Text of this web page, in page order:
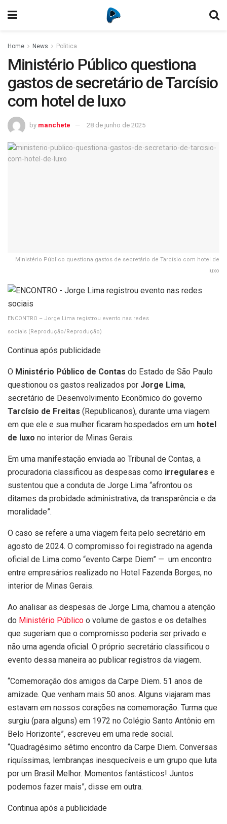
Home News Politica
Ministério Público questiona
gastos de secretário de Tarcísio
com hotel de luxo
by manchete 28 de junho de 2025
Ministério Público questiona gastos de secretário de Tarcísio com hotel de
luxo
ENCONTRO – Jorge Lima registrou evento nas redes
sociais (Reprodução/Reprodução)
Continua após publicidade
O Ministério Público de Contas do Estado de São Paulo
questionou os gastos realizados por Jorge Lima,
secretário de Desenvolvimento Econômico do governo
Tarcísio de Freitas (Republicanos), durante uma viagem
em que ele e sua mulher ficaram hospedados em um hotel
de luxo no interior de Minas Gerais.
Em uma manifestação enviada ao Tribunal de Contas, a
procuradoria classificou as despesas como irregulares e
sustentou que a conduta de Jorge Lima “afrontou os
ditames da probidade administrativa, da transparência e da
moralidade”.
O caso se refere a uma viagem feita pelo secretário em
agosto de 2024. O compromisso foi registrado na agenda
oficial de Lima como “evento Carpe Diem” — um encontro
entre empresários realizado no Hotel Fazenda Borges, no
interior de Minas Gerais.
Ao analisar as despesas de Jorge Lima, chamou a atenção
do Ministério Público o volume de gastos e os detalhes
que sugeriam que o compromisso poderia ser privado e
não uma agenda oficial. O próprio secretário classificou o
evento dessa maneira ao publicar registros da viagem.
“Comemoração dos amigos da Carpe Diem. 51 anos de
amizade. Que venham mais 50 anos. Alguns viajaram mas
estavam em nossos corações na comemoração. Turma que
surgiu (para alguns) em 1972 no Colégio Santo Antônio em
Belo Horizonte”, escreveu em uma rede social.
“Quadragésimo sétimo encontro da Carpe Diem. Conversas
riquíssimas, lembranças inesquecíveis e um grupo que luta
por um Brasil Melhor. Momentos fantásticos! Juntos
podemos fazer mais”, disse em outra.
Continua após a publicidade